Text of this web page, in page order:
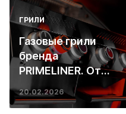
ГРИЛИ
Газовые грили
бренда
PRIMELINER. От
основ инженерии
до ресторанных
20.02.2026